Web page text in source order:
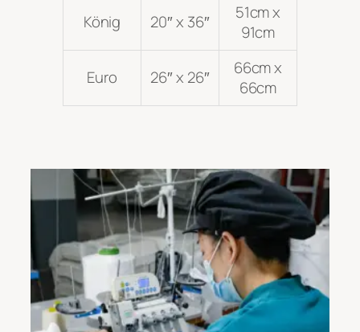
König 20″ x 36″
51cm x
91cm
Euro 26″ x 26″
66cm x
66cm